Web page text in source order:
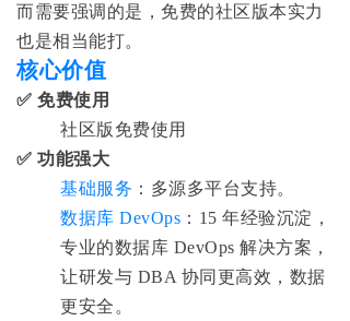
而需要强调的是，免费的社区版本实力
也是相当能打。
核心价值
✅ 免费使用
社区版免费使用
✅ 功能强大
基础服务 ：多源多平台支持。
数据库 DevOps ：15 年经验沉淀，
专业的数据库 DevOps 解决方案，
让研发与 DBA 协同更高效，数据
更安全。